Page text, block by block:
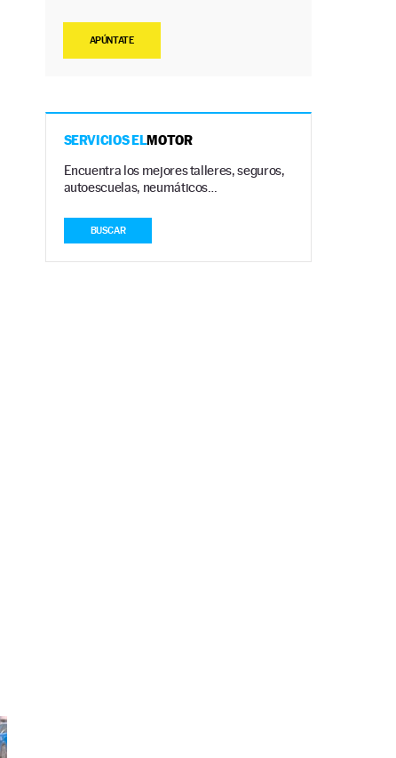
APÚNTATE
SERVICIOS ELMOTOR
Encuentra los mejores talleres, seguros,
autoescuelas, neumáticos…
BUSCAR